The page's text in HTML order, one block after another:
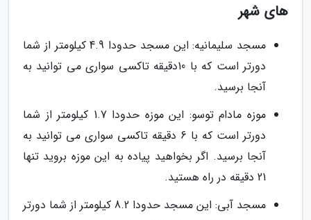
های شهر
مسجد سلیمانیه: این مسجد حدودا 4.9 کیلومتر از شما
دورتر است که با 10دقیقه تاکسی سواری می توانید به
آنجا برسید.
موزه مادام توسو: این موزه حدودا 1.7 کیلومتر از شما
دورتر است که با 6 دقیقه تاکسی سواری می توانید به
آنجا برسید. اگر بخواهید پیاده به این موزه بروید تنها
21 دقیقه در راه هستید.
مسجد آبی: این مسجد حدودا 8.2 کیلومتر از شما دورتر